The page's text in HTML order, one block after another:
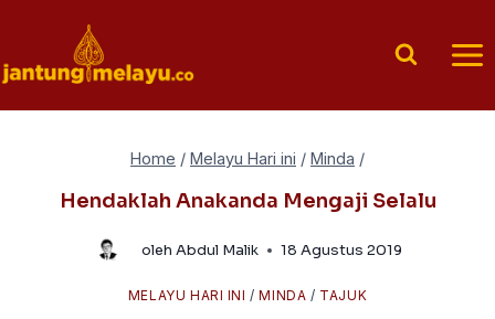
content
Home / Melayu Hari ini / Minda /
Hendaklah Anakanda Mengaji Selalu
oleh Abdul Malik 18 Agustus 2019
MELAYU HARI INI /MINDA / TAJUK